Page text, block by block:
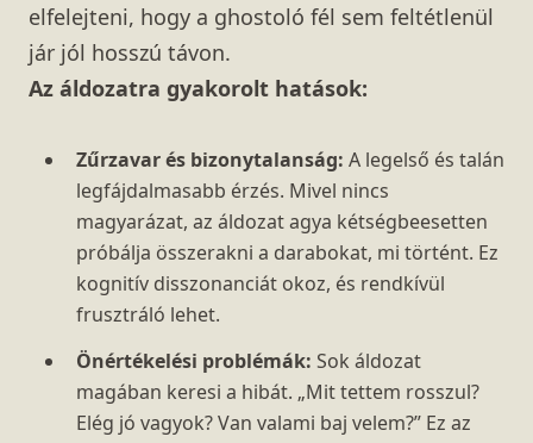
elfelejteni, hogy a ghostoló fél sem feltétlenül
jár jól hosszú távon.
Az áldozatra gyakorolt hatások:
Zűrzavar és bizonytalanság: A legelső és talán
legfájdalmasabb érzés. Mivel nincs
magyarázat, az áldozat agya kétségbeesetten
próbálja összerakni a darabokat, mi történt. Ez
kognitív disszonanciát okoz, és rendkívül
frusztráló lehet.
Önértékelési problémák: Sok áldozat
magában keresi a hibát. „Mit tettem rosszul?
Elég jó vagyok? Van valami baj velem?” Ez az